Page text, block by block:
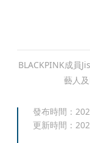
BLACKPINK成員
藝人
發布時間：
更新時間：